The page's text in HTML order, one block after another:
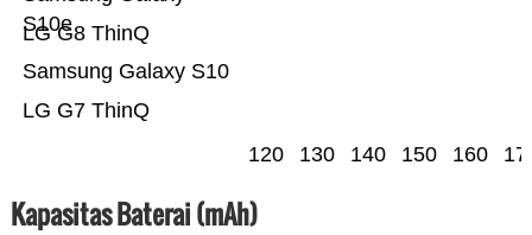
LG G7 ThinQ
Samsung Galaxy S10
LG G8 ThinQ
S10e
120 130 140 150 160
Kapasitas Baterai (mAh)